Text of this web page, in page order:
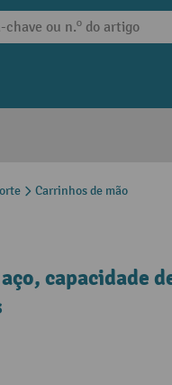
Carrinhos de mão
capacidade